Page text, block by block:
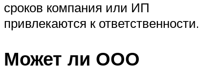
сроков компания или ИП
привлекаются к ответственности.
Может ли ООО